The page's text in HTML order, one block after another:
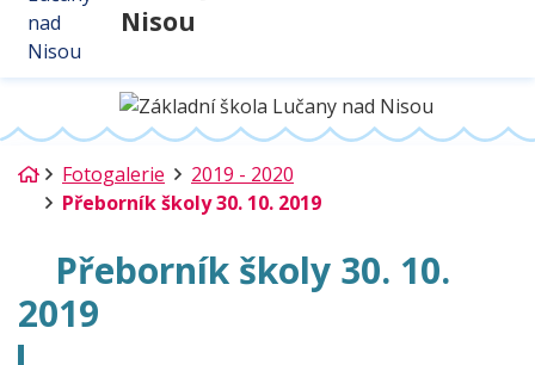
Nisou
Úvodní stránka
Fotogalerie
2019 - 2020
Přeborník školy 30. 10. 2019
Přeborník školy 30. 10.
2019